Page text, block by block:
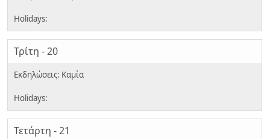
Τρίτη - 20
Τετάρτη - 21